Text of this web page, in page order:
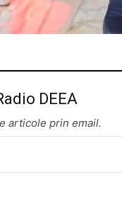
DEEA
articole prin email.